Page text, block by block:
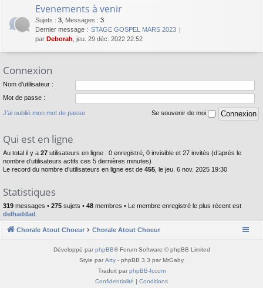
Evenements à venir
Sujets : 3 Messages : 3
Dernier message : STAGE GOSPEL MARS 2023
par Deborah , jeu. 29 déc. 2022 22:52
Connexion
Nom d’utilisateur :
Mot de passe :
J’ai oublié mon mot de passe Se souvenir de moi
Qui est en ligne
Au total il y a 27 utilisateurs en ligne : 0 enregistré, 0 invisible et 27 invités (d’après le
nombre d’utilisateurs actifs ces 5 dernières minutes)
Le record du nombre d’utilisateurs en ligne est de 455 , le jeu. 6 nov. 2025 19:30
Statistiques
319 messages • 275 sujets • 48 membres • Le membre enregistré le plus récent est
delhaddad
Chorale Atout Choeur Chorale Atout Choeur
Développé par phpBB® Forum Software © phpBB Limited
Style par Arty - phpBB 3.3 par MrGaby
Traduit par phpBB-fr.com
Confidentialité
Conditions